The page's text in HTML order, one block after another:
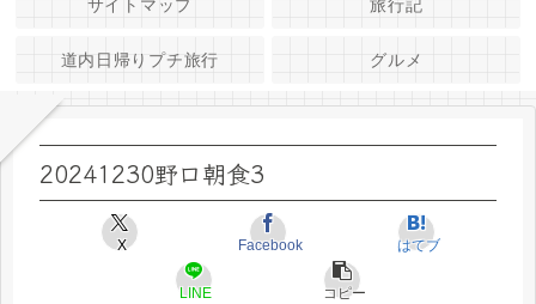
サイトマップ 旅行記
道内日帰りプチ旅行 グルメ
20241230野口朝食3
X Facebook はてブ
LINE コピー